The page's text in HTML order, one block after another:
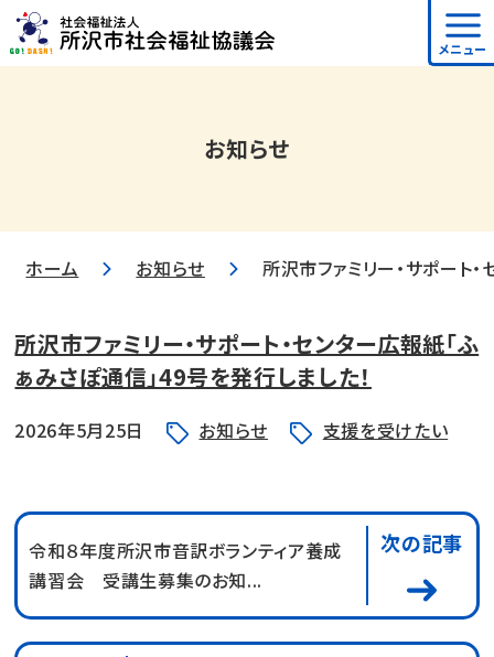
メニュー
お知らせ
ホーム お知らせ 所沢市ファミリー・サポート
所沢市ファミリー・サポート・センター広報紙「ふ
ぁみさぽ通信」49号を発行しました！
2026年5月25日 お知らせ 支援を受けたい
令和８年度所沢市音訳ボランティア養成
講習会 受講生募集のお知...
次の記事